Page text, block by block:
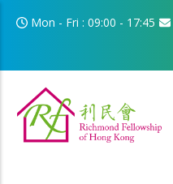
移至主內容
Mon - Fri : 09:00 - 17:45